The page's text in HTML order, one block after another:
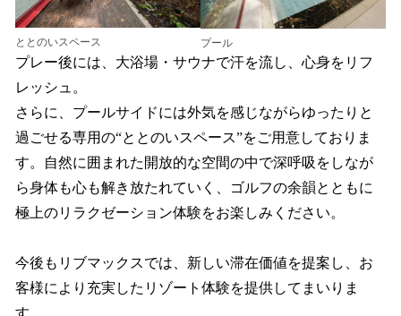
ととのいスペース プール
プレー後には、大浴場・サウナで汗を流し、心身をリフ
レッシュ。
さらに、プールサイドには外気を感じながらゆったりと
過ごせる専用の“ととのいスペース”をご用意しておりま
す。自然に囲まれた開放的な空間の中で深呼吸をしなが
ら身体も心も解き放たれていく、ゴルフの余韻とともに
極上のリラクゼーション体験をお楽しみください。
今後もリブマックスでは、新しい滞在価値を提案し、お
客様により充実したリゾート体験を提供してまいりま